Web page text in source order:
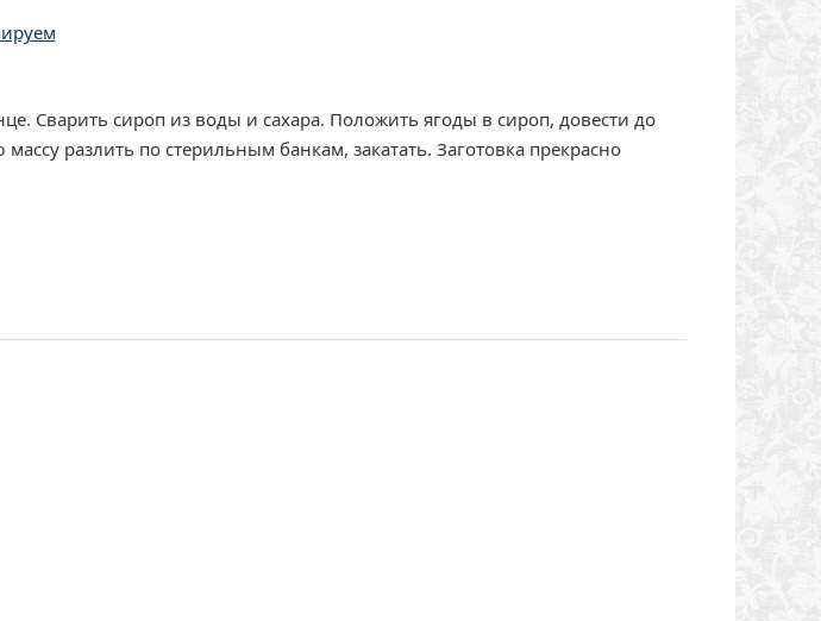
Сварить сироп из воды и сахара. Положить ягоды в сироп, довести до
разлить по стерильным банкам, закатать. Заготовка прекрасно